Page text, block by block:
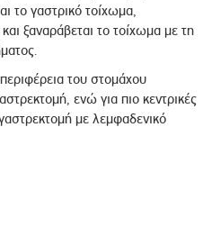
το γαστρικό τοίχωμα,
ξαναράβεται το τοίχωμα με τη
του στομάχου
ενώ για πιο κεντρικές
με λεμφαδενικό